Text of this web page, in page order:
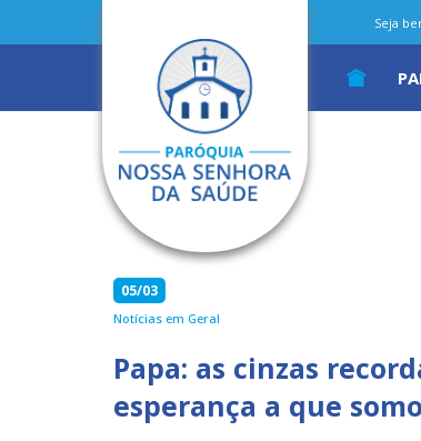
Seja
05/03
Notícias em Geral
Papa: as cinzas
esperança a que